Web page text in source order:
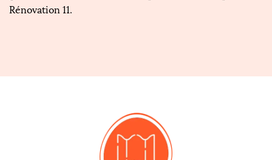
Rénovation 11.